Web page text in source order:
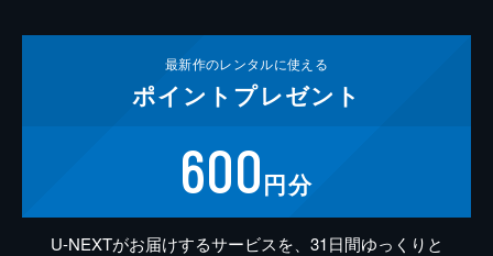
最新作のレンタルに使える
ポイント プレゼント
600円分
U-NEXTがお届けするサービスを、31日間ゆっくりと